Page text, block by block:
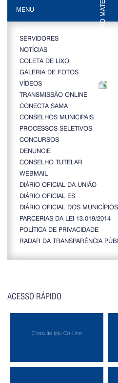
MENU
SERVIDORES
NOTÍCIAS
COLETA DE LIXO
GALERIA DE FOTOS
VÍDEOS
TRANSMISSÃO ONLINE
CONECTA SAMA
CONSELHOS MUNICIPAIS
PROCESSOS SELETIVOS
CONCURSOS
DENUNCIE
CONSELHO TUTELAR
WEBMAIL
DIÁRIO OFICIAL DA UNIÃO
DIÁRIO OFICIAL ES
DIÁRIO OFICIAL DOS
PARCERIAS DA LEI 13.019/2014
POLÍTICA DE PRIVACIDADE
RADAR DA TRANSPARÊNCIA
ACESSO RÁPIDO
Consulte Iptu On-Line